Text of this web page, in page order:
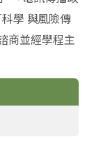
科學 與風險傳
商並經學程主